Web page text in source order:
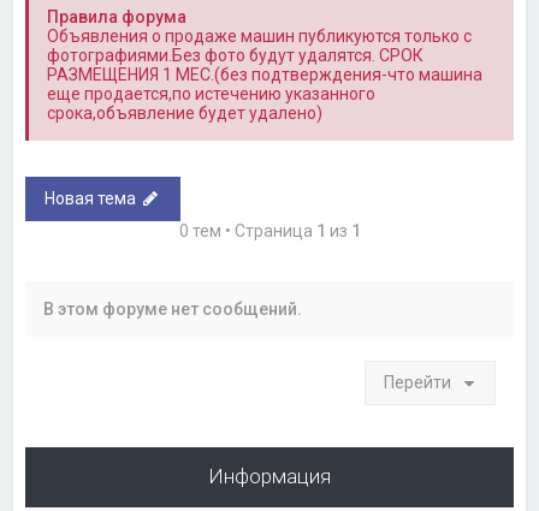
Правила форума
Объявления о продаже машин публикуются только с
фотографиями.Без фото будут удалятся. СРОК
РАЗМЕЩЕНИЯ 1 МЕС.(без подтверждения-что машина
еще продается,по истечению указанного
срока,объявление будет удалено)
Новая тема
0 тем • Страница 1 из 1
В этом форуме нет сообщений.
Перейти
Информация